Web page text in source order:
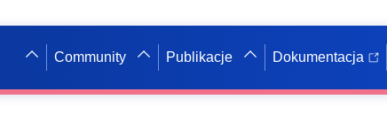
Community Publikacje Dokumentacja